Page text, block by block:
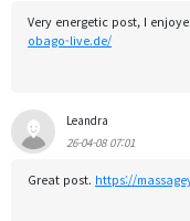
Very energetic post, I
obago-live.de/
Leandra
26-04-08 07:01
Great post. https://